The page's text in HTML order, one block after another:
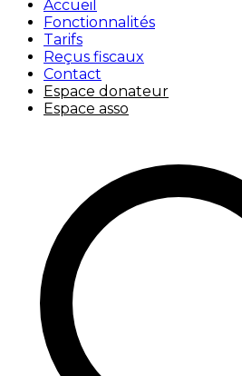
Accueil
Fonctionnalités
Tarifs
Reçus fiscaux
Contact
Espace donateur
Espace asso